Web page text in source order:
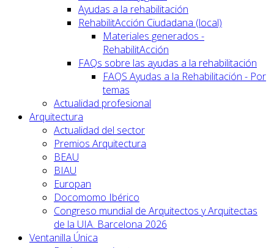
Ayudas a la rehabilitación
RehabilitAcción Ciudadana (local)
Materiales generados -
RehabilitAcción
FAQs sobre las ayudas a la rehabilitación
FAQS Ayudas a la Rehabilitación - Por
temas
Actualidad profesional
Arquitectura
Actualidad del sector
Premios Arquitectura
BEAU
BIAU
Europan
Docomomo Ibérico
Congreso mundial de Arquitectos y Arquitectas
de la UIA. Barcelona 2026
Ventanilla Única